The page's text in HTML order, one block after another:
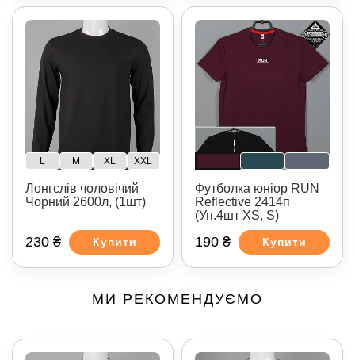
L M XL XXL
Лонгслів чоловічий
Чорний 2600л, (1шт)
230 ₴ Купити
Футболка юніор RUN
Reflective 2414п
(Уп.4шт XS, S)
190 ₴ Купити
МИ РЕКОМЕНДУЄМО